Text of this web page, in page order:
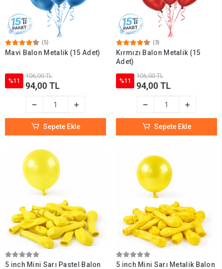
(5)
Mavi Balon Metalik (15 Adet)
%11
106,00 TL
94,00 TL
Sepete Ekle
(3)
Kırmızı Balon Metalik (15
Adet)
%11
106,00 TL
94,00 TL
Sepete Ekle
5 inch Mini Sarı Pastel Balon
5 inch Mini Sarı Metalik Balon